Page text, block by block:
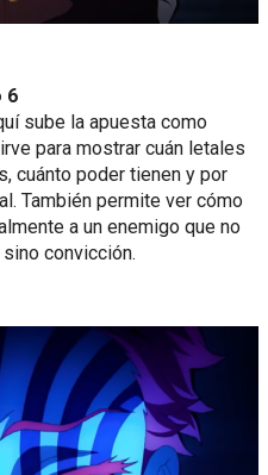
6
sube la apuesta como
para mostrar cuán letales
cuánto poder tienen y por
También permite ver cómo
a un enemigo que no
convicción.